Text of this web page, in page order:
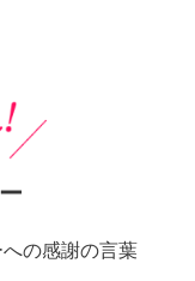
の感謝の言葉